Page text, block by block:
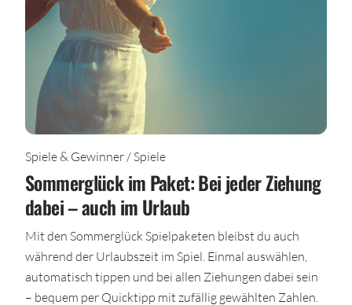
Spiele & Gewinner / Spiele
Sommerglück im Paket: Bei jeder Ziehung
dabei – auch im Urlaub
Mit den Sommerglück Spielpaketen bleibst du auch
während der Urlaubszeit im Spiel. Einmal auswählen,
automatisch tippen und bei allen Ziehungen dabei sein
– bequem per Quicktipp mit zufällig gewählten Zahlen.